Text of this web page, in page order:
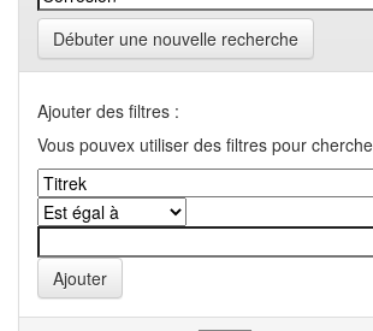
Débuter une nouvelle recherche
Ajouter des filtres :
Vous pouvex utiliser des filtres pour